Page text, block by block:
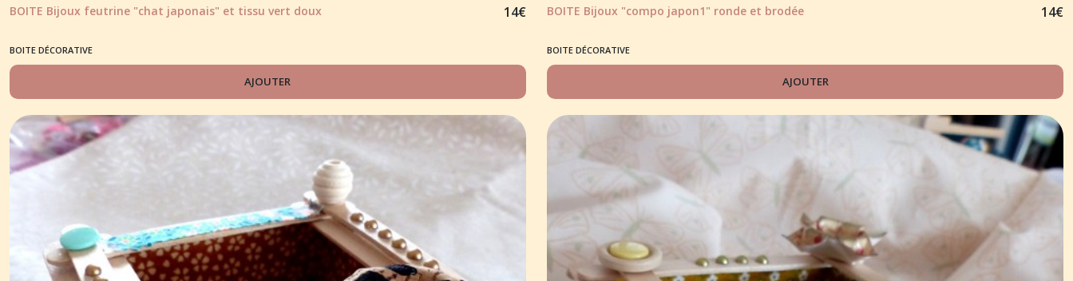
BOITE Bijoux feutrine "chat japonais" et tissu vert doux 14€
BOITE DÉCORATIVE
AJOUTER
BOITE Bijoux "compo japon1" ronde et brodée 14€
BOITE DÉCORATIVE
AJOUTER